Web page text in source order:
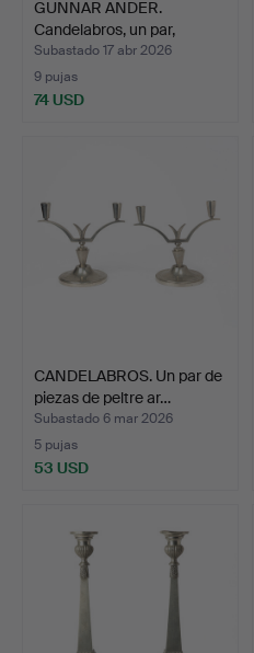
GUNNAR ANDER.
Candelabros, un par,
LATÓN, …
Subastado 17 abr 2026
9 pujas
74 USD
CANDELABROS. Un par de
piezas de peltre ar…
Subastado 6 mar 2026
5 pujas
53 USD